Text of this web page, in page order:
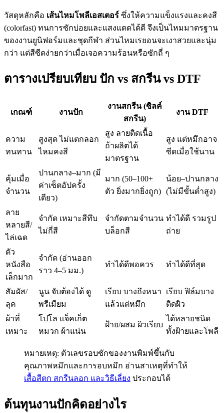
วัสดุหลักคือ เส้นไหมโพลีเอสเตอร์ ซึ่งให้ความแข็งแรงและคงสี
(colorfast) ทนการซักบ่อยและแสงแดดได้ดี จึงเป็นไหมมาตรฐาน
ของงานยูนิฟอร์มและชุดกีฬา ส่วนไหมเรยอนจะเงาสวยและนุ่ม
กว่า แต่สีซีดง่ายกว่าเมื่อเจอความร้อนหรือซักถี่ ๆ
ตารางเปรียบเทียบ ปัก vs สกรีน vs DTF
เกณฑ์ งานปัก
งานสกรีน (ซิลค์
สกรีน)
งาน DTF
ความ
ทนทาน
สูงสุด ไม่แตกลอก
ไหมคงสี
สูง ลายติดเนื้อ
ถ้าผลิตได้
มาตรฐาน
สูง แต่หมึกอาจ
ซีดเมื่อใช้นาน
คุ้มเมื่อ
จำนวน
ปานกลาง–มาก (มี
ค่าเซ็ตอัปครั้ง
เดียว)
มาก (50–100+
ตัว ยิ่งมากยิ่งถูก)
น้อย–ปานกลาง
(ไม่มีขั้นต่ำสูง)
ลาย
หลายสี/
ไล่เฉด
จำกัด เหมาะสีทึบ
ไม่กี่สี
จำกัดตามจำนวน
บล็อกสี
ทำได้ดี รวมรูป
ถ่าย
ตัว
หนังสือ
เล็กมาก
จำกัด (อ่านออก
ราว 4–5 มม.)
ทำได้ดีพอควร ทำได้ดีที่สุด
สัมผัส/
ลุค
นูน จับต้องได้ ดู
พรีเมียม
เรียบ บางถึงหนา
แล้วแต่หมึก
เรียบ ฟิล์มบาง
ติดผิว
ผ้าที่
เหมาะ
โปโล แจ็คเก็ต
หมวก ผ้าแน่น
ฝ้าย/ผสม ผิวเรียบ
ได้หลายชนิด
ทั้งฝ้ายและโพลี
หมายเหตุ: ตัวเลขรอบซักของงานพิมพ์ขึ้นกับ
คุณภาพหมึกและการอบหมึก อ่านสาเหตุที่ทำให้
เสื้อสีตก สกรีนลอก และวิธีเลี่ยง ประกอบได้
ต้นทุนงานปักคิดอย่างไร